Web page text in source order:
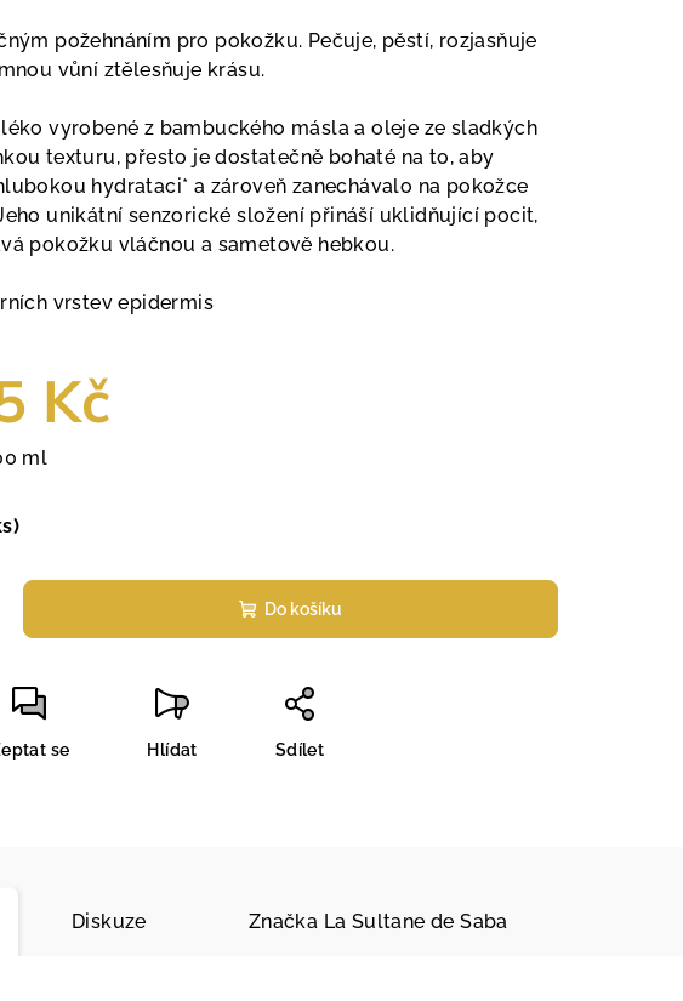
požehnáním pro pokožku. Pečuje, pěstí, rozjasňuje
vůní ztělesňuje krásu.
vyrobené z bambuckého másla a oleje ze sladkých
texturu, přesto je dostatečně bohaté na to, aby
hydrataci* a zároveň zanechávalo na pokožce
unikátní senzorické složení přináší uklidňující pocit,
pokožku vláčnou a sametově hebkou.
vrstev epidermis
Kč
ml
Do košíku
se Hlídat Sdílet
Diskuze Značka La Sultane de Saba